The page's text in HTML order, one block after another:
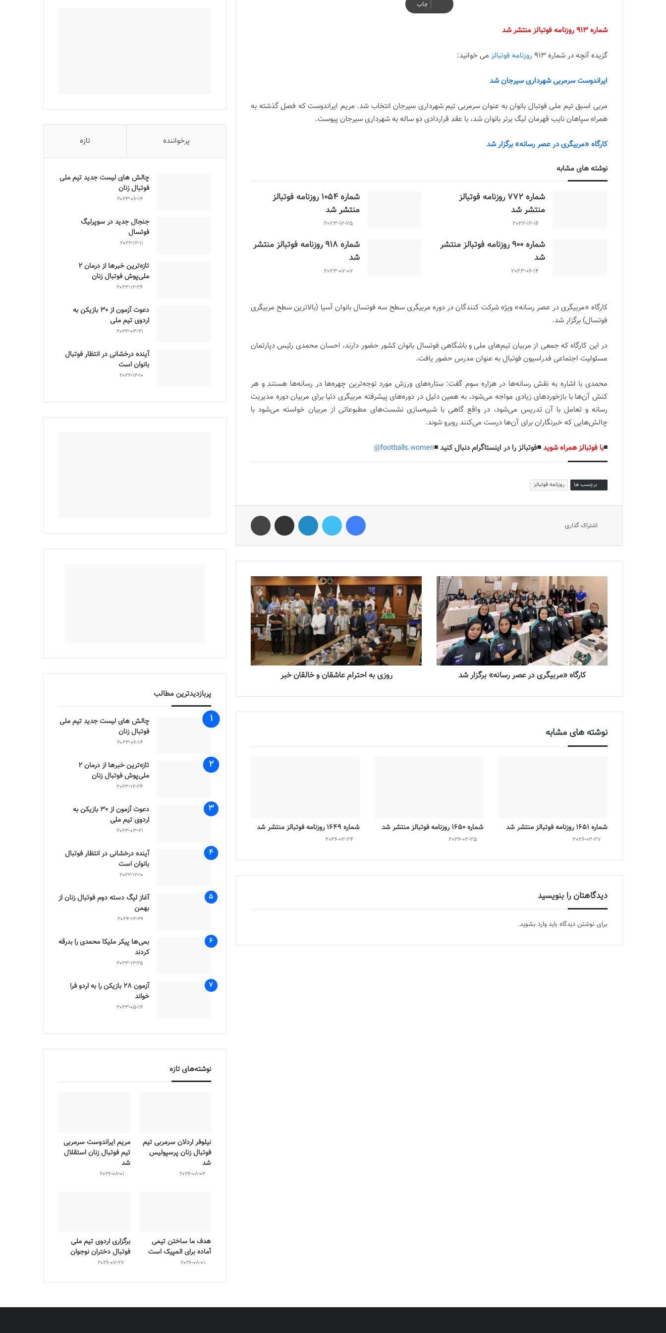
چاپ
شماره 913 روزنامه فوتبالز منتشر شد
گزیده آنچه در شماره 913 روزنامه فوتبالز می خوانید:
ایراندوست سرمربی شهرداری سیرجان شد
مربی اسبق تیم ملی فوتبال بانوان به عنوان سرمربی تیم شهرداری سیرجان انتخاب شد. مریم ایراندوست که فصل گذشته به
همراه سپاهان نایب قهرمان لیگ برتر بانوان شد، با عقد قراردادی دو ساله به شهرداری سیرجان پیوست.
کارگاه «مربیگری در عصر رسانه» برگزار شد
نوشته های مشابه
شماره 772 روزنامه فوتبالز
منتشر شد
2022-12-16
شماره 1054 روزنامه فوتبالز
منتشر شد
2023-12-25
شماره 900 روزنامه فوتبالز منتشر
شد
2023-06-14
شماره 918 روزنامه فوتبالز منتشر
شد
2023-07-07
کارگاه «مربیگری در عصر رسانه» ویژه شرکت کنندگان در دوره مربیگری سطح سه فوتسال بانوان آسیا (بالاترین سطح مربیگری
فوتسال) برگزار شد.
در این کارگاه که جمعی از مربیان تیم‌های ملی و باشگاهی فوتسال بانوان کشور حضور دارند، احسان محمدی رئیس دپارتمان
مسئولیت اجتماعی فدراسیون فوتبال به عنوان مدرس حضور یافت.
محمدی با اشاره به نقش رسانه‌ها در هزاره سوم گفت: ستاره‌های ورزش مورد توجه‌ترین چهره‌ها در رسانه‎‌‌ها هستند و هر
کنش آن‌ها با بازخوردهای زیادی مواجه می‌شود، به همین دلیل در دوره‌های پیشرفته مربیگری دنیا برای مربیان دوره مدیریت
رسانه و تعامل با آن تدریس می‌شود، در واقع گاهی با شبیه‌سازی نشست‌های مطبوعاتی از مربیان خواسته می‌شود با
چالش‌هایی که خبرنگاران برای آن‌ها درست می‌کنند روبرو شوند.
◾️با فوتبالز همراه شوید◾️فوتبالز را در اینستاگرام دنبال کنید ◾️footballs.women@
برچسب ها روزنامه فوتبالز
اشتراک گذاری
کارگاه «مربیگری در عصر رسانه» برگزار شد روزی به احترام عاشقان و خالقان خبر
نوشته های مشابه
شماره 1651 روزنامه فوتبالز منتشر شد
2026-02-27
شماره 1650 روزنامه فوتبالز منتشر شد
2026-02-25
شماره 1649 روزنامه فوتبالز منتشر شد
2026-02-24
دیدگاهتان را بنویسید
برای نوشتن دیدگاه باید وارد بشوید.
پرخواننده تازه
چالش هاى ليست جدید تيم ملى
فوتبال زنان
2023-06-14
جنجال جدید در سوپرلیگ
فوتسال
2022-12-11
تازه‌ترین خبرها از درمان ۲
ملی‌پوش فوتبال زنان
2023-12-24
دعوت آزمون از 30 بازیکن به
اردوی تیم ملی
2023-03-21
آینده درخشانی در انتظار فوتبال
بانوان است
2022-12-10
پربازدیدترین مطالب
چالش هاى ليست جدید تيم ملى
فوتبال زنان
2023-06-14
تازه‌ترین خبرها از درمان ۲
ملی‌پوش فوتبال زنان
2023-12-24
دعوت آزمون از 30 بازیکن به
اردوی تیم ملی
2023-03-21
آینده درخشانی در انتظار فوتبال
بانوان است
2022-12-10
آغاز لیگ دسته دوم فوتبال زنان از
بهمن
2024-12-29
بمی‌ها پیکر ملیکا محمدی را بدرقه
کردند
2023-12-25
آزمون 28 بازیکن را به اردو فرا
خواند
2023-05-14
نوشته‌های تازه
نیلوفر اردلان سرمربی تیم
فوتبال زنان پرسپولیس
شد
2026-08-02
مریم ایراندوست سرمربی
تیم فوتبال زنان استقلال
شد
2026-08-01
هدف ما ساختن تیمی
آماده برای المپیک است
2026-08-01
برگزاری اردوی تیم ملی
فوتبال دختران نوجوان
2026-07-27